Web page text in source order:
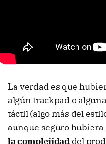
La verdad es que
algún trackpad o
táctil (algo más del
aunque seguro
la complejidad del